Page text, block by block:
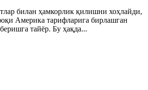
билан ҳамкорлик қилишни хоҳлайди,
Америка тарифларига бирлашган
тайёр. Бу ҳақда...